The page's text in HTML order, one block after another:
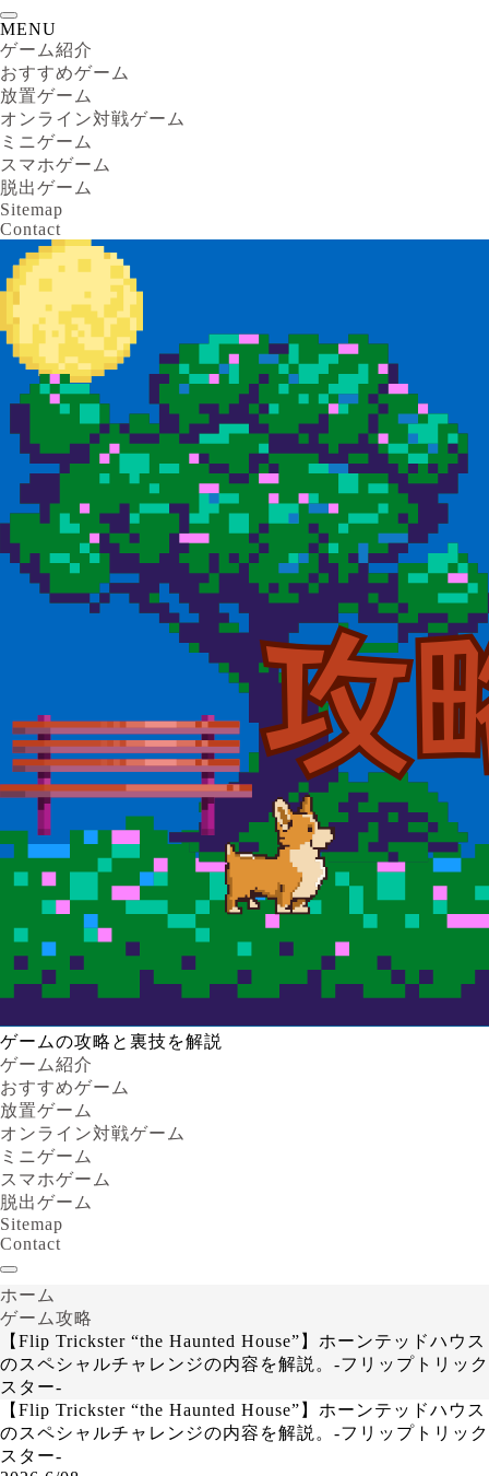
MENU
ゲーム紹介
おすすめゲーム
放置ゲーム
オンライン対戦ゲーム
ミニゲーム
スマホゲーム
脱出ゲーム
Sitemap
Contact
ゲームの攻略と裏技を解説
ゲーム紹介
おすすめゲーム
放置ゲーム
オンライン対戦ゲーム
ミニゲーム
スマホゲーム
脱出ゲーム
Sitemap
Contact
ホーム
ゲーム攻略
【Flip Trickster “the Haunted House”】ホーンテッドハウス
のスペシャルチャレンジの内容を解説。-フリップトリック
スター-
【Flip Trickster “the Haunted House”】ホーンテッドハウス
のスペシャルチャレンジの内容を解説。-フリップトリック
スター-